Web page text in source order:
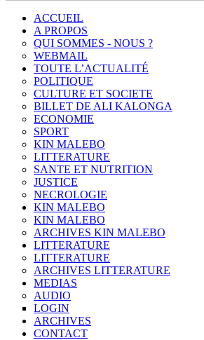
ACCUEIL
A PROPOS
QUI SOMMES - NOUS ?
WEBMAIL
TOUTE L’ACTUALITÉ
POLITIQUE
CULTURE ET SOCIETE
BILLET DE ALI KALONGA
ECONOMIE
SPORT
KIN MALEBO
LITTERATURE
SANTE ET NUTRITION
JUSTICE
NECROLOGIE
KIN MALEBO
KIN MALEBO
ARCHIVES KIN MALEBO
LITTERATURE
LITTERATURE
ARCHIVES LITTERATURE
MEDIAS
AUDIO
LOGIN
ARCHIVES
CONTACT